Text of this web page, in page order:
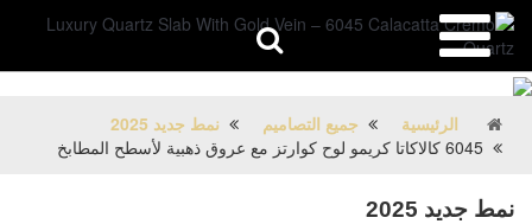
الرئيسية جميع التصاميم
نمط جديد 2025
6045 كالاكاتا كريمو لوح كوارتز مع عروق ذهبية لأسطح المطابخ
نمط جديد 2025